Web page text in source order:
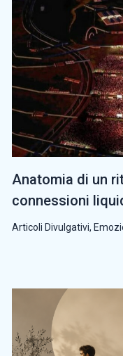
Anatomia di un
connessioni
Articoli Divulgativi,